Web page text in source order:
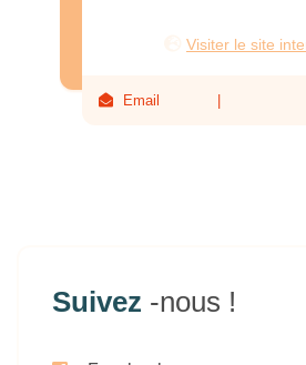
Visiter le site
Email
Suivez -nous !